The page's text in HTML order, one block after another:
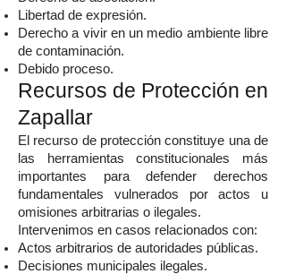
Libertad de expresión.
Derecho a vivir en un medio ambiente libre
de contaminación.
Debido proceso.
Recursos de Protección en
Zapallar
El recurso de protección constituye una de
las herramientas constitucionales más
importantes para defender derechos
fundamentales vulnerados por actos u
omisiones arbitrarias o ilegales.
Intervenimos en casos relacionados con:
Actos arbitrarios de autoridades públicas.
Decisiones municipales ilegales.